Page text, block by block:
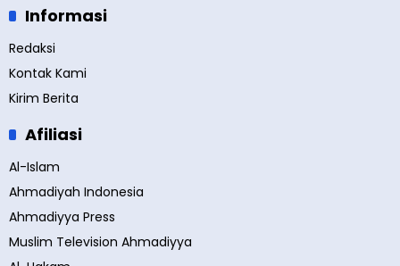
Informasi
Redaksi
Kontak Kami
Kirim Berita
Afiliasi
Al-Islam
Ahmadiyah Indonesia
Ahmadiyya Press
Muslim Television Ahmadiyya